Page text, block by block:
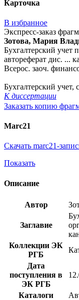
Карточка
В избранное
Экспресс-заказ
Зотова, Мария
Бухгалтерский учет
автореферат дис. ...
Всерос. заоч.
Бухгалтерский учет,
К диссертации
Заказать копию
Marc21
Скачать marc21-
Показать
Описание
Автор
Заглавие
Коллекции ЭК
РГБ
Дата
поступления в
ЭК РГБ
Каталоги